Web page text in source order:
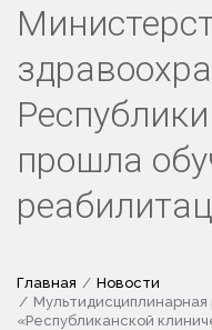
прошла
Главная
Новости
«Республиканской